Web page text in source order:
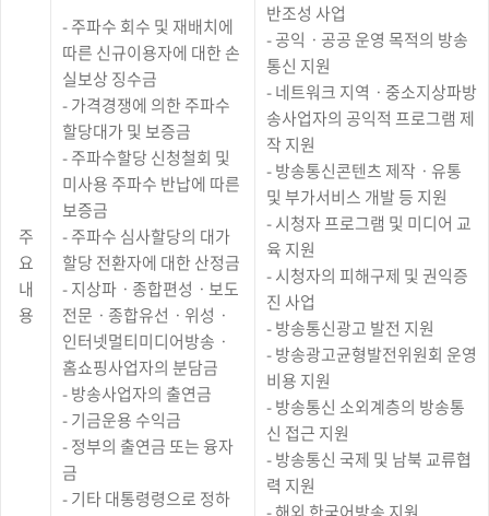
주
요
내
용
- 주파수 회수 및 재배치에
따른 신규이용자에 대한 손
실보상 징수금
- 가격경쟁에 의한 주파수
할당대가 및 보증금
- 주파수할당 신청철회 및
미사용 주파수 반납에 따른
보증금
- 주파수 심사할당의 대가
할당 전환자에 대한 산정금
- 지상파ㆍ종합편성ㆍ보도
전문ㆍ종합유선ㆍ위성ㆍ
인터넷멀티미디어방송ㆍ
홈쇼핑사업자의 분담금
- 방송사업자의 출연금
- 기금운용 수익금
- 정부의 출연금 또는 융자
금
- 기타 대통령령으로 정하
반조성 사업
- 공익ㆍ공공 운영 목적의 방송
통신 지원
- 네트워크 지역ㆍ중소지상파방
송사업자의 공익적 프로그램 제
작 지원
- 방송통신콘텐츠 제작ㆍ유통
및 부가서비스 개발 등 지원
- 시청자 프로그램 및 미디어 교
육 지원
- 시청자의 피해구제 및 권익증
진 사업
- 방송통신광고 발전 지원
- 방송광고균형발전위원회 운영
비용 지원
- 방송통신 소외계층의 방송통
신 접근 지원
- 방송통신 국제 및 남북 교류협
력 지원